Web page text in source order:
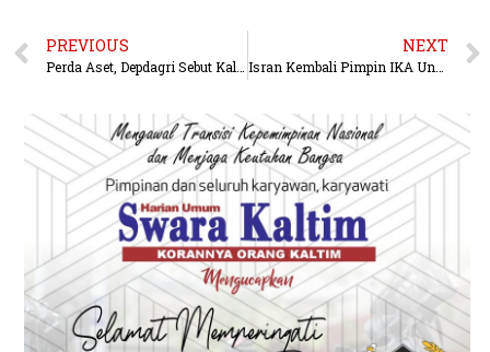
PREVIOUS
Perda Aset, Depdagri Sebut Kaltim Lambat
NEXT
Isran Kembali Pimpin IKA Unmul